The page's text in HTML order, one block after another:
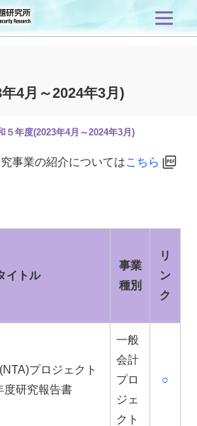
4月～2024年3月)
５年度(2023年4月～2024年3月)
事業の紹介についてはこちら
イトル
事業
種別
リ
ン
ク
プロジェクト
度研究報告書
一般
会計
プロ
ジェ
クト
○